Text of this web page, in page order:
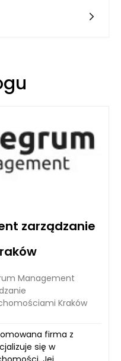
instalacją, ignorując
zarządzanie
Management
Kraków
firma z
się w